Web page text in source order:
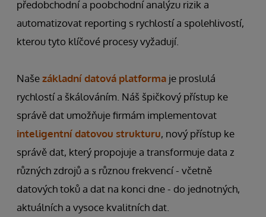
předobchodní a poobchodní analýzu rizik a
automatizovat reporting s rychlostí a spolehlivostí,
kterou tyto klíčové procesy vyžadují.
Našezákladní datová platforma je proslulá
rychlostí a škálováním. Náš špičkový přístup ke
správě dat umožňuje firmám implementovat
inteligentní datovou strukturu, nový přístup ke
správě dat, který propojuje a transformuje data z
různých zdrojů a s různou frekvencí - včetně
datových toků a dat na konci dne - do jednotných,
aktuálních a vysoce kvalitních dat.